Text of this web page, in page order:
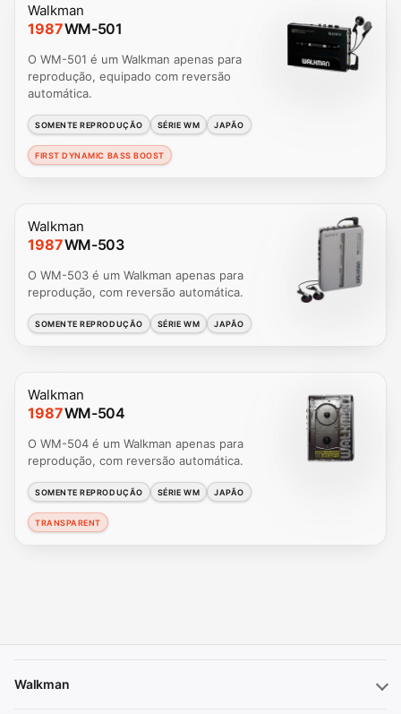
Walkman
1987WM-501
O WM-501 é um Walkman apenas para
reprodução, equipado com reversão
automática.
SOMENTE REPRODUÇÃO SÉRIE WM JAPÃO
FIRST DYNAMIC BASS BOOST
Walkman
1987WM-503
O WM-503 é um Walkman apenas para
reprodução, com reversão automática.
SOMENTE REPRODUÇÃO SÉRIE WM JAPÃO
Walkman
1987WM-504
O WM-504 é um Walkman apenas para
reprodução, com reversão automática.
SOMENTE REPRODUÇÃO SÉRIE WM JAPÃO
TRANSPARENT
Walkman